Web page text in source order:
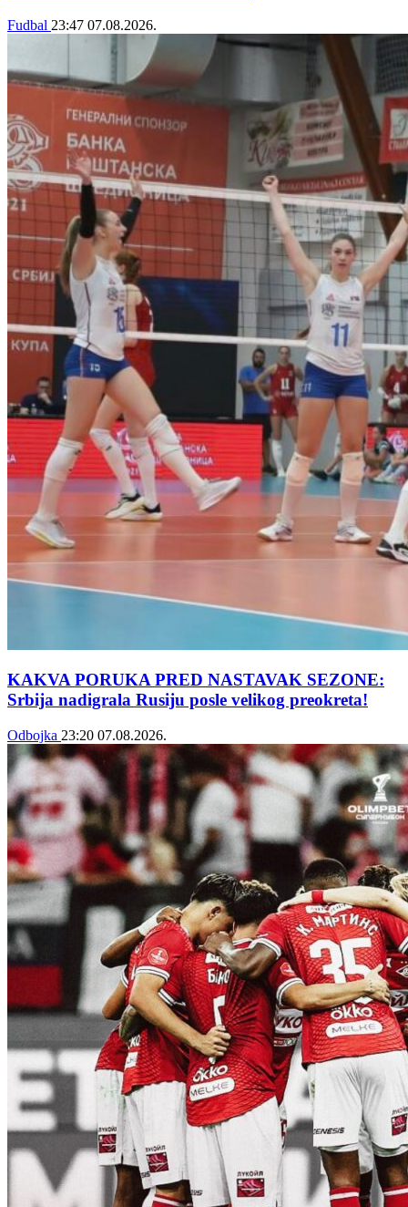
Fudbal 23:47 07.08.2026.
KAKVA PORUKA PRED NASTAVAK SEZONE:
Srbija nadigrala Rusiju posle velikog preokreta!
Odbojka 23:20 07.08.2026.